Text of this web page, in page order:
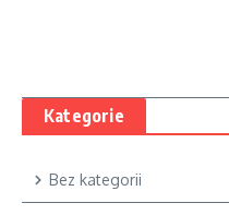
Kategorie
Bez kategorii